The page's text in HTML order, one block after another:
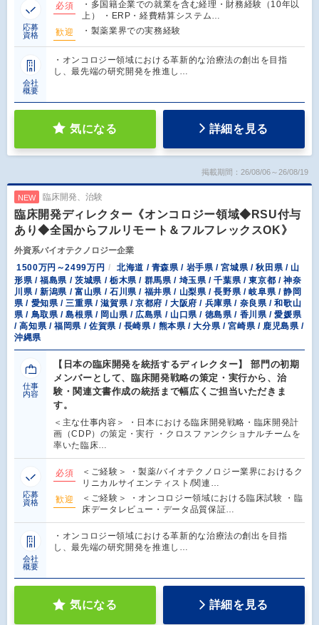
応募
資格
必須
・多国籍企業での就業を含む経理・財務経験（10年以
上） ・ERP・経費精算システム…
歓迎
・製薬業界での実務経験
会社
概要
・オンコロジー領域における革新的な治療法の創出を目指
し、最先端の研究開発を推進し…
気になる 詳細を見る
掲載期間：26/08/06～26/08/19
NEW 臨床開発、治験
臨床開発ディレクター《オンコロジー領域◆RSU付与
あり◆全国からフルリモート＆フルフレックスOK》
外資系バイオテクノロジー企業
1500万円～2499万円
北海道 / 青森県 / 岩手県 / 宮城県 / 秋田県 / 山
形県 / 福島県 / 茨城県 / 栃木県 / 群馬県 / 埼玉県 / 千葉県 / 東京都 / 神奈
川県 / 新潟県 / 富山県 / 石川県 / 福井県 / 山梨県 / 長野県 / 岐阜県 / 静岡
県 / 愛知県 / 三重県 / 滋賀県 / 京都府 / 大阪府 / 兵庫県 / 奈良県 / 和歌山
県 / 鳥取県 / 島根県 / 岡山県 / 広島県 / 山口県 / 徳島県 / 香川県 / 愛媛県
/ 高知県 / 福岡県 / 佐賀県 / 長崎県 / 熊本県 / 大分県 / 宮崎県 / 鹿児島県 /
沖縄県
仕事
内容
【日本の臨床開発を統括するディレクター】 部門の初期
メンバーとして、臨床開発戦略の策定・実行から、治
験・関連文書作成の統括まで幅広くご担当いただきま
す。
＜主な仕事内容＞ ・日本における臨床開発戦略・臨床開発計
画（CDP）の策定・実行 ・クロスファンクショナルチームを
率いた臨床…
応募
資格
必須
＜ご経験＞ ・製薬/バイオテクノロジー業界におけるク
リニカルサイエンティスト/関連…
歓迎
＜ご経験＞ ・オンコロジー領域における臨床試験 ・臨
床データレビュー・データ品質保証…
会社
概要
・オンコロジー領域における革新的な治療法の創出を目指
し、最先端の研究開発を推進し…
気になる 詳細を見る